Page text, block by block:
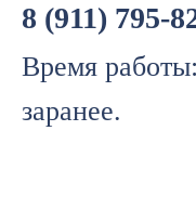
8 (911) 795-
Время
заранее.